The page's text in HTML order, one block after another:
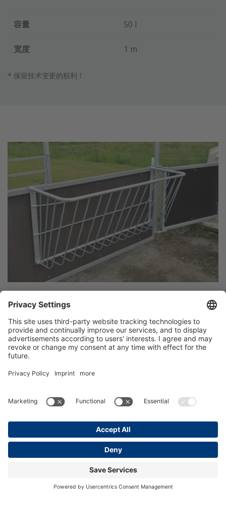
容量 50 l
宽度 1 m
* 保留技术变更的权利！
干草饲槽
犊牛喜欢采食干草。然而，重点在于提供干净且可以自
由取用的干草。大号 H&L 干草饲槽宽 1.5 m，可以轻松
挂到侧面分隔柵上。这样，便能从侧面的干草和稿草库
干草饲槽技术参数*